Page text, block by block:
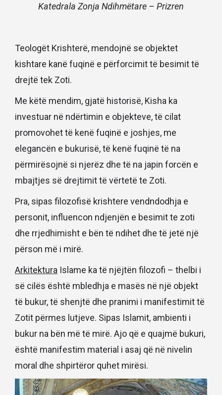
Katedrala Zonja Ndihmëtare – Prizren
Teologët Krishterë, mendojnë se objektet
kishtare kanë fuqinë e përforcimit të besimit të
drejtë tek Zoti.
Me këtë mendim, gjatë historisë, Kisha ka
investuar në ndërtimin e objekteve, të cilat
promovohet të kenë fuqinë e joshjes, me
elegancën e bukurisë, të kenë fuqinë të na
përmirësojnë si njerëz dhe të na japin forcën e
mbajtjes së drejtimit të vërtetë te Zoti.
Pra, sipas filozofisë krishtere vendndodhja e
personit, influencon ndjenjën e besimit te zoti
dhe rrjedhimisht e bën të ndihet dhe të jetë një
përson më i mirë.
Arkitektura Islame ka të njëjtën filozofi – thelbi i
së cilës është mbledhja e masës në një objekt
të bukur, të shenjtë dhe pranimi i manifestimit të
Zotit përmes lutjeve. Sipas Islamit, ambienti i
bukur na bën më të mirë. Ajo që e quajmë bukuri,
është manifestim material i asaj që në nivelin
moral dhe shpirtëror quhet mirësi.